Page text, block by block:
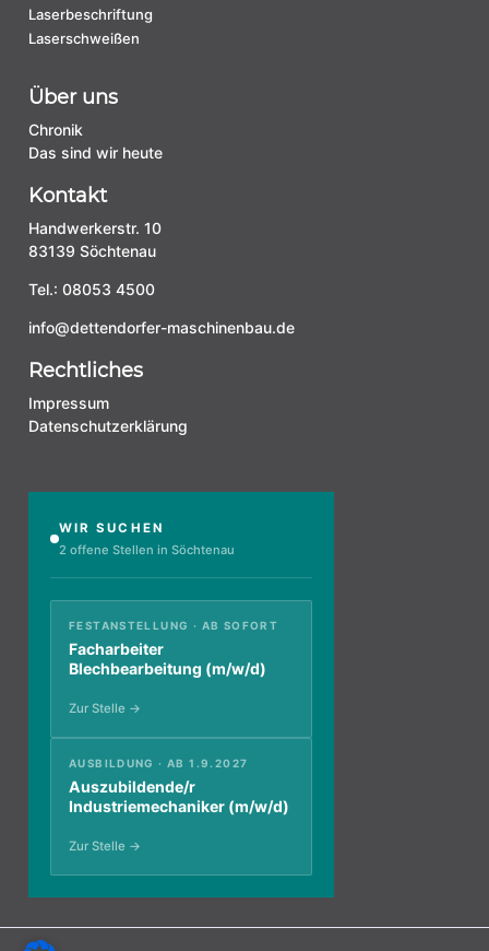
Laserbeschriftung
Laserschweißen
Über uns
Chronik
Das sind wir heute
Kontakt
Handwerkerstr. 10
83139 Söchtenau
Tel.: 08053 4500
info@dettendorfer-maschinenbau.de
Rechtliches
Impressum
Datenschutzerklärung
WIR SUCHEN
2 offene Stellen in Söchtenau
FESTANSTELLUNG · AB SOFORT
Facharbeiter
Blechbearbeitung (m/w/d)
Zur Stelle →
AUSBILDUNG · AB 1.9.2027
Auszubildende/r
Industriemechaniker (m/w/d)
Zur Stelle →